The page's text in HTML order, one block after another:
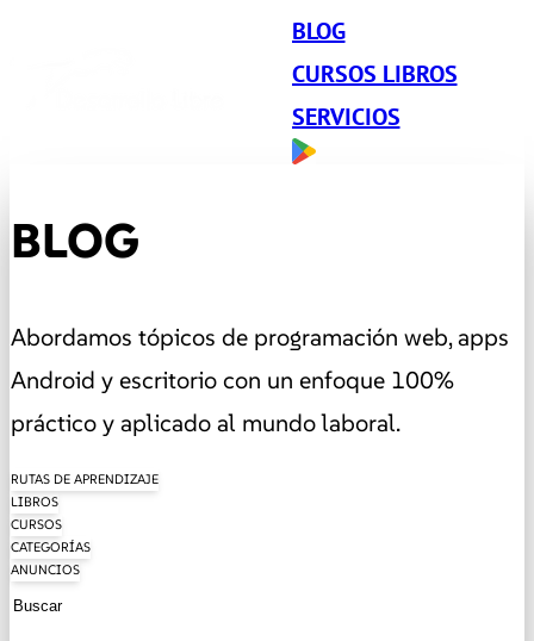
BLOG
CURSOS LIBROS
SERVICIOS
BLOG
Abordamos tópicos de programación web, apps
Android y escritorio con un enfoque 100%
práctico y aplicado al mundo laboral.
RUTAS DE APRENDIZAJE
LIBROS
CURSOS
CATEGORÍAS
ANUNCIOS